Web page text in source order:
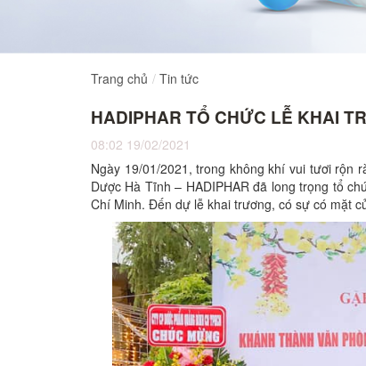
Trang chủ Tin tức
HADIPHAR TỔ CHỨC LỄ KHAI
08:02 19/02/2021
Ngày 19/01/2021, trong không khí vui tươi rộn
Dược Hà Tĩnh – HADIPHAR đã long trọng tổ
Chí Minh. Đến dự lễ khai trương, có sự có mặt